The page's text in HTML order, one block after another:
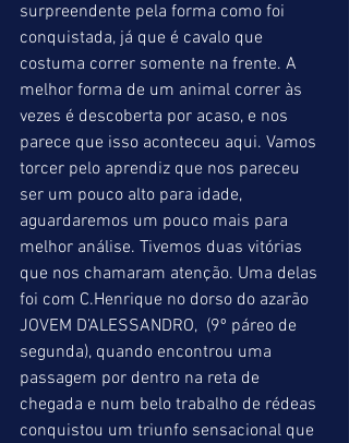
surpreendente pela forma como foi
conquistada, já que é cavalo que
costuma correr somente na frente. A
melhor forma de um animal correr às
vezes é descoberta por acaso, e nos
parece que isso aconteceu aqui. Vamos
torcer pelo aprendiz que nos pareceu
ser um pouco alto para idade,
aguardaremos um pouco mais para
melhor análise. Tivemos duas vitórias
que nos chamaram atenção. Uma delas
foi com C.Henrique no dorso do azarão
JOVEM D’ALESSANDRO,  (9º páreo de
segunda), quando encontrou uma
passagem por dentro na reta de
chegada e num belo trabalho de rédeas
conquistou um triunfo sensacional que